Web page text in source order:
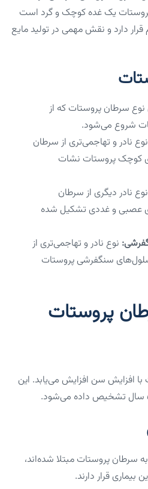
یک غده کوچک و گرد است
قرار دارد و نقش مهمی در تولید مایع
نوع سرطان پروستات که از
شروع می‌شود.
نوع نادر و تهاجمی‌تری از سرطان
کوچک پروستات نشات
نوع نادر دیگری از سرطان
عصبی و غددی تشکیل شده
نوع نادر و تهاجمی‌تری از
سنگفرشی پروستات
پروستات
افزایش سن افزایش می‌یابد. این
سرطان پروستات مبتلا شده‌اند،
قرار دارند.